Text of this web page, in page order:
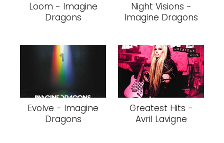
Loom - Imagine
Dragons
Night Visions -
Imagine Dragons
Evolve - Imagine
Dragons
Greatest Hits -
Avril Lavigne